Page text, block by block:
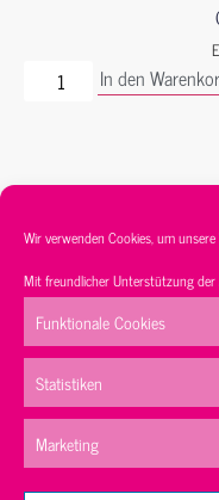
Wir verwenden Cookies, um
Mit freundlicher Unterstützung
Funktionale Cookies
Statistiken
Marketing
In den
Service
Datenschutz